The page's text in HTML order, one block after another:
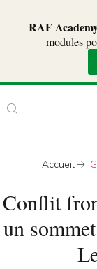
RAF
modules
Accueil
Conflit
un